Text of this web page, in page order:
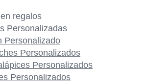
regalos
Personalizadas
Personalizado
Personalizados
Personalizados
Personalizados